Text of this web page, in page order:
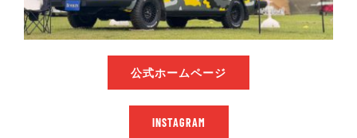
公式ホームページ
INSTAGRAM